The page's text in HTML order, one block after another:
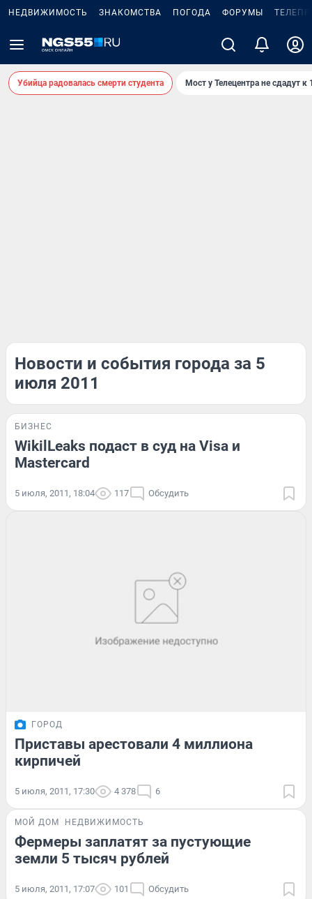
НЕДВИЖИМОСТЬ ЗНАКОМСТВА ПОГОДА ФОРУМЫ
Убийца радовалась смерти студента Мост у Телецентра не сдадут к
Новости и события города за 5
июля 2011
БИЗНЕС
WikilLeaks подаст в суд на Visa и
Mastercard
5 июля, 2011, 18:04 117 Обсудить
ГОРОД
Приставы арестовали 4 миллиона
кирпичей
5 июля, 2011, 17:30 4 378 6
МОЙ ДОМ НЕДВИЖИМОСТЬ
Фермеры заплатят за пустующие
земли 5 тысяч рублей
5 июля, 2011, 17:07 101 Обсудить